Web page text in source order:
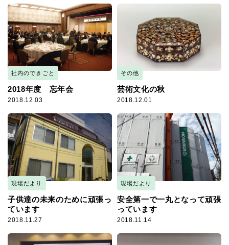
社内のできごと
2018年度 忘年会
2018.12.03
その他
芸術文化の秋
2018.12.01
現場だより
子供達の未来のために頑張っ
ています
2018.11.27
現場だより
安全第一で一丸となって頑張
っています
2018.11.14